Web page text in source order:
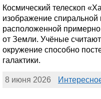
Космический телескоп
изображение спиральной
расположенной
от Земли. Учёные
окружение способно
галактики.
8 июня 2026